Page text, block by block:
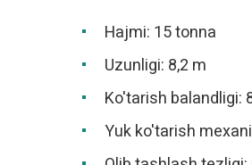
Hajmi: 15 tonna
Uzunligi: 8,2 m
Ko'tarish balandligi:
Yuk ko'tarish